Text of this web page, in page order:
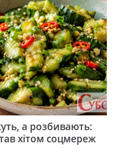
а розбивають:
хітом соцмереж